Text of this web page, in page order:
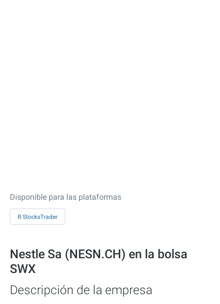
Disponible para las plataformas
R StocksTrader
Nestle Sa (NESN.CH) en la bolsa
SWX
Descripción de la empresa